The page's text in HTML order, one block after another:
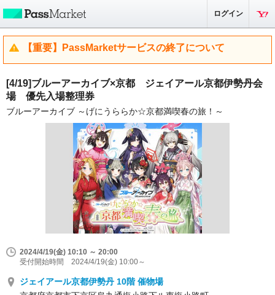
ログイン
【重要】PassMarketサービスの終了について
[4/19]ブルーアーカイブ×京都 ジェイアール京都伊勢丹会
場 優先入場整理券
ブルーアーカイブ ～げにうららか☆京都満喫春の旅！～
2024/4/19(金) 10:10 ～ 20:00
受付開始時間 2024/4/19(金) 10:00～
ジェイアール京都伊勢丹 10階 催物場